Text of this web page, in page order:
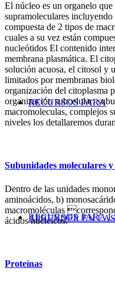
RECURSOS PARA
APRENDER EN LAS
RECURSOS PARA
El núcleo es un organelo
supramoleculares
compuesta de 2 tipos de
cuales a su vez están
nucleótidos El contenido
membrana plasmática. El
solución acuosa, el citosol y
limitados por membranas
organización del citoplasma
organización subcelular:
macromoleculas, complejos
niveles los detallaremos
Subunidades moleculares
Dentro de las unidades
aminoácidos, b)
macromoléculas
ácidos nucleicos.
Proteínas